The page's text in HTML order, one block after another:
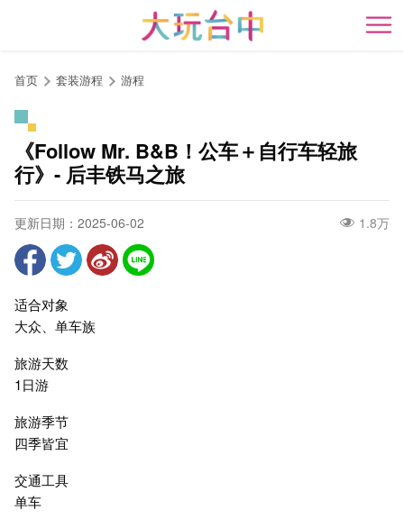
开
首页 套装游程 游程
《Follow Mr. B&B！公车＋自行车轻旅
行》- 后丰铁马之旅
更新日期：2025-06-02 1.8万
适合对象
大众、单车族
旅游天数
1日游
旅游季节
四季皆宜
交通工具
单车